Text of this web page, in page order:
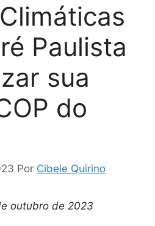
Paulista
sua
do
Por Cibele Quirino
outubro de 2023